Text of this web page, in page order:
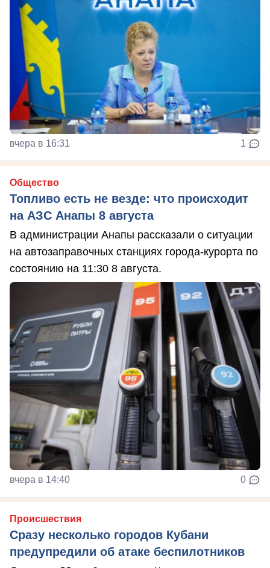
вчера в 16:31 1
Общество
Топливо есть не везде: что происходит
на АЗС Анапы 8 августа
В администрации Анапы рассказали о ситуации
на автозаправочных станциях города-курорта по
состоянию на 11:30 8 августа.
вчера в 14:40 0
Происшествия
Сразу несколько городов Кубани
предупредили об атаке беспилотников